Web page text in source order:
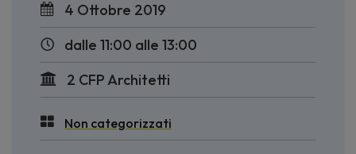
4 Ottobre 2019
dalle 11:00 alle 13:00
2 CFP Architetti
Non categorizzati